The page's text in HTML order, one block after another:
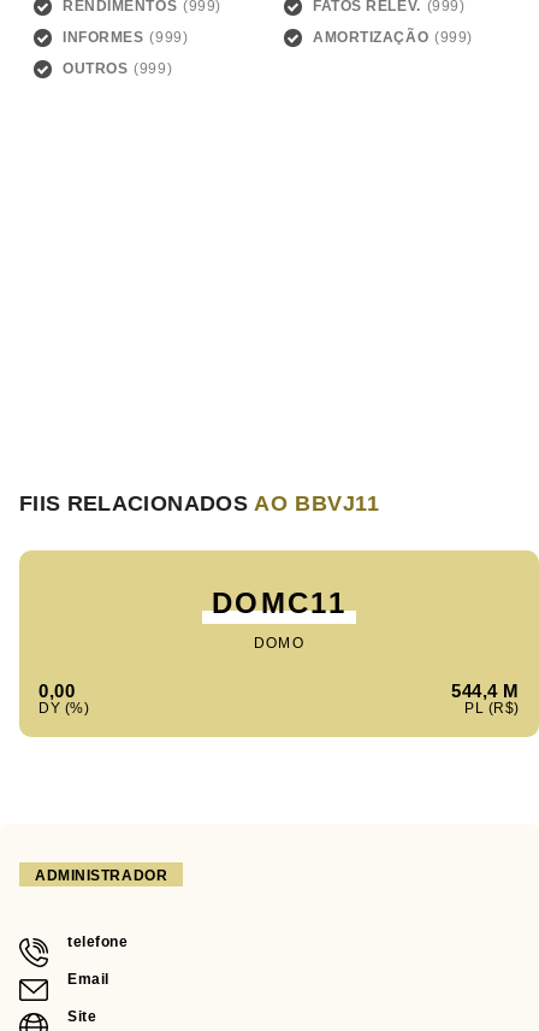
RENDIMENTOS
FATOS RELEV.
INFORMES
AMORTIZAÇÃO
OUTROS
FIIS RELACIONADOSAO BBVJ11
DOMC11
DOMO
0,00 544,4 M
ADMINISTRADOR
telefone
Email
Site